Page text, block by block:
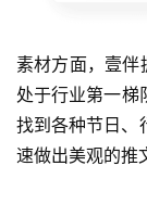
素材方面，壹伴
处于行业第一梯
找到各种节日、
速做出美观的推